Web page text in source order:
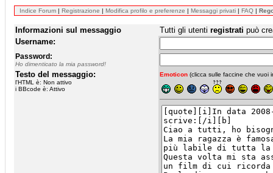
Indice Forum | Registrazione | Modifica profilo e preferenze | Messaggi privati | FAQ |
Informazioni sul messaggio Tutti gli utenti registrati può
Username:
Password:
Ho dimenticato la mia password!
Testo del messaggio:
l'HTML è: Non attivo
i BBcode è: Attivo
Emoticon (clicca sulle faccine che vuoi